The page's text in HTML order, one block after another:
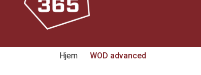
Hjem WOD advanced